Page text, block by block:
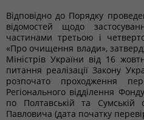
Відповідно до Порядку
відомостей щодо
частинами третьою і
«Про очищення влади»,
Міністрів України від 16
питання реалізації Закону
розпочато проходження
Регіонального відділення
по Полтавській та Сумській
Павловича (дата початку